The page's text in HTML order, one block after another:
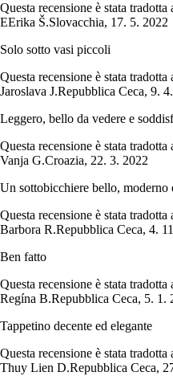
Questa recensione è stata tradotta
EErika Š.Slovacchia, 17. 5. 2022
Solo sotto vasi piccoli
Questa recensione è stata tradotta
Jaroslava J.Repubblica Ceca, 9.
Leggero, bello da vedere e
Questa recensione è stata tradotta
Vanja G.Croazia, 22. 3. 2022
Un sottobicchiere bello, moderno
Questa recensione è stata tradotta
Barbora R.Repubblica Ceca, 4.
Ben fatto
Questa recensione è stata tradotta
Regína B.Repubblica Ceca, 5. 1.
Tappetino decente ed elegante
Questa recensione è stata tradotta
Thuy Lien D.Repubblica Ceca,